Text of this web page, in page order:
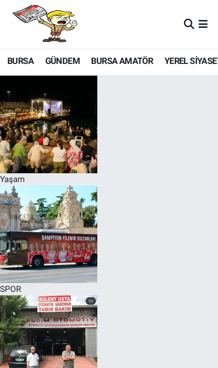
BURSA GÜNDEM BURSA AMATÖR YEREL
Yaşam
SPOR